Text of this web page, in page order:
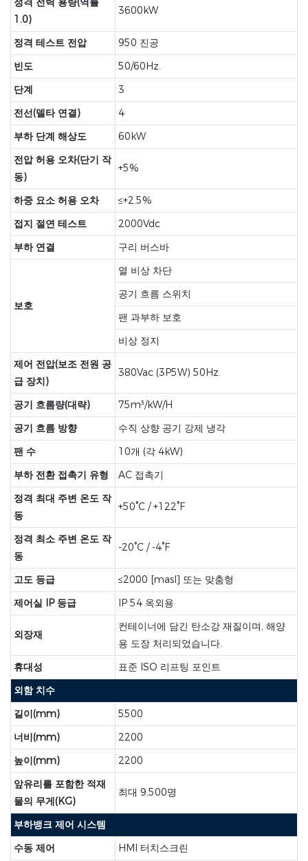
1.0)
3600kW
정격 테스트 전압
950 진공
빈도
50/60Hz.
단계
3
전선(델타 연결)
4
부하 단계 해상도
60kW
전압 허용 오차(단기 작
동)
+5%
하중 요소 허용 오차
≤+2.5%
접지 절연 테스트
2000Vdc
부하 연결
구리 버스바
보호
열 비상 차단
공기 흐름 스위치
팬 과부하 보호
비상 정지
제어 전압(보조 전원 공
급 장치)
380Vac (3P5W) 50Hz.
공기 흐름량(대략)
75m³/kW/H
공기 흐름 방향
수직 상향 공기 강제 냉각
팬 수
10개 (각 4kW)
부하 전환 접촉기 유형
AC 접촉기
정격 최대 주변 온도 작
동
+50°C / +122°F
정격 최소 주변 온도 작
동
-20°C / -4°F
고도 등급
≤2000 [masl] 또는 맞춤형
제어실 IP 등급
IP 54 옥외용
외장재
컨테이너에 담긴 탄소강 재질이며, 해양
용 도장 처리되었습니다.
휴대성
표준 ISO 리프팅 포인트
외함 치수
길이(mm)
5500
너비(mm)
2200
높이(mm)
2200
앞유리를 포함한 적재
물의 무게(KG)
최대 9,500명
부하뱅크 제어 시스템
수동 제어
HMI 터치스크린